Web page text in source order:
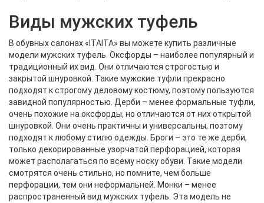
Виды мужских туфель
В обувных салонах «ITAITA» вы можете купить различные
модели мужских туфель. Оксфорды – наиболее популярный и
традиционный их вид. Они отличаются строгостью и
закрытой шнуровкой. Такие мужские туфли прекрасно
подходят к строгому деловому костюму, поэтому пользуются
завидной популярностью. Дерби – менее формальные туфли,
очень похожие на оксфорды, но отличаются от них открытой
шнуровкой. Они очень практичны и универсальны, поэтому
подходят к любому стилю одежды. Броги – это те же дерби,
только декорированные узорчатой перфорацией, которая
может располагаться по всему носку обуви. Такие модели
смотрятся очень стильно, но помните, чем больше
перфорации, тем они неформальней. Монки – менее
распространенный вид мужских туфель. Эта модель не